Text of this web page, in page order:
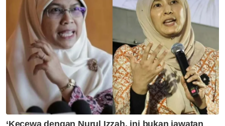
runtuhan berulang
Utara
Pengusaha restoran rugi
RM2,000 diperdaya tempahan
palsu guna nama RXZ Members
Utara
Empat kereta terbakar di
kawasan semak